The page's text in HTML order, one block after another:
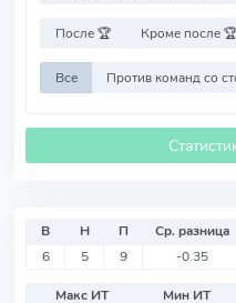
После 🏆 Кроме после 🏆
Все
В Н П Ср. разница
6
5 9 -0.35
Макс ИТ
Мин ИТ